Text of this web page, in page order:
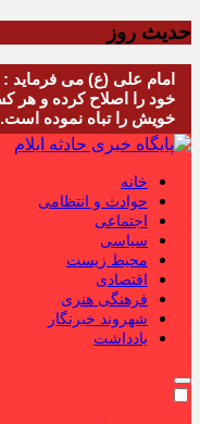
حدیث روز
خویش را تباه نموده است.
خانه
حوادث و انتظامی
اجتماعی
سیاسی
محیط زیست
اقتصادی
فرهنگی هنری
شهروند خبرنگار
یادداشت